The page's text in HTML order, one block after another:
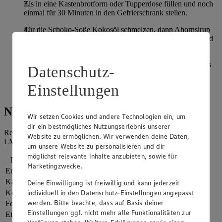
Eis in eine Kastenbrotform oder Tupperdose füllen und noch
einmal für 30 Minuten in den Gefrierschrank stellen.
Für die Schoko-Soße Kokosöl schmelzen, dann Ahornsirup
und Kakaopulver unterrühren. Das Ganze abschmecken und
Matcha-Eis in Schalen anrichten, Kiwis schälen und das Eis
mit Kiwi-Scheiben und Schoko-Soße verfeinern und mit
Belieben dekorieren.
Nährwerte
Referenzmenge für einen durchschnittlichen Erwachsenen laut
LMIV (8.400 kJ/2.000 kcal).
Nährwerte
pro Portion
Energie
1.464 kj (17 %)
Kalorien
350 kcal (17 %)
Kohlenhydrate 72 g
Fett
7 g
Eiweiß
7 g
Datenschutz-
Einstellungen
Wir setzen Cookies und andere Technologien ein, um
dir ein bestmögliches Nutzungserlebnis unserer
Website zu ermöglichen. Wir verwenden deine Daten,
um unsere Website zu personalisieren und dir
möglichst relevante Inhalte anzubieten, sowie für
Marketingzwecke.
Deine Einwilligung ist freiwillig und kann jederzeit
individuell in den Datenschutz-Einstellungen angepasst
werden. Bitte beachte, dass auf Basis deiner
Einstellungen ggf. nicht mehr alle Funktionalitäten zur